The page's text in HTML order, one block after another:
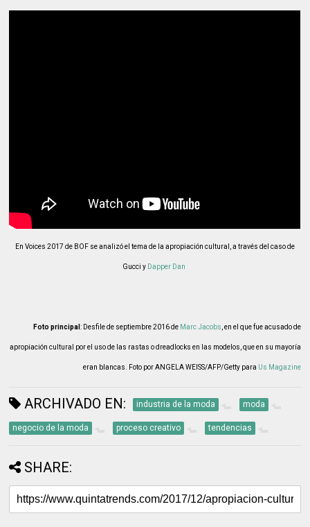
En Voices 2017 de BOF se analizó el tema de la apropiación cultural, a través del caso de
Gucci y Dapper Dan
Foto principal : Desfile de septiembre 2016 de Marc Jacobs, en el que fue acusado de
apropiación cultural por el uso de las rastas o dreadlocks en las modelos, que en su mayoría
eran blancas. Foto porANGELA WEISS/AFP/Getty para Us Magazine
ARCHIVADO EN: industria de la moda moda
negocio de la moda proceso creativo tendencias
SHARE: